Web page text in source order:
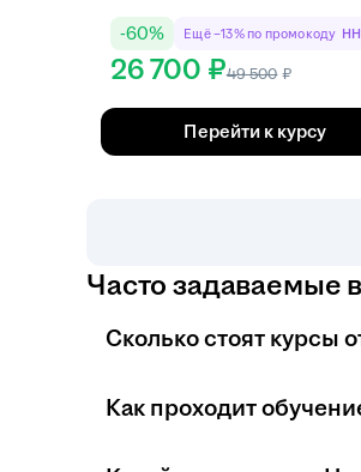
-60% Ещё −13% по промокоду
26 700 ₽49 500 ₽
Перейти к курсу
Часто задаваемые
Сколько стоят курсы
рассрочку. На hh Карьера
Как проходит